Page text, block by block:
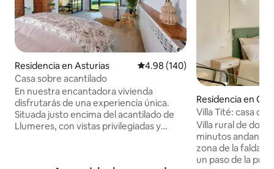
Residencia en Asturias Calificación promedio: 4.98 de
4.98 (140)
Casa sobre acantilado
En nuestra encantadora vivienda
disfrutarás de una experiencia única.
Situada justo encima del acantilado de
Llumeres, con vistas privilegiadas y
Residencia en
Villa Tité: casa
Villa rural de dos
minutos andando
zona de la falda
un paso de la